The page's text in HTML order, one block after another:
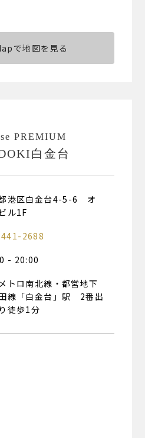
で地図を見る
PREMIUM
白金台
港区白金台4-5-6 オ
ル1F
2688
- 20:00
トロ南北線・都営地下
線「白金台」駅 2番出
徒歩1分